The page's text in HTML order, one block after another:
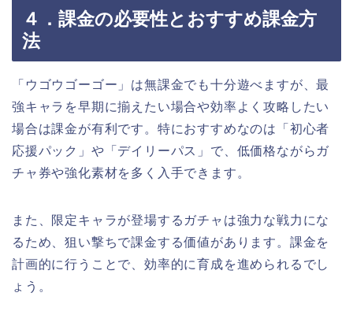
４．課金の必要性とおすすめ課金方
法
「ウゴウゴーゴー」は無課金でも十分遊べますが、最
強キャラを早期に揃えたい場合や効率よく攻略したい
場合は課金が有利です。特におすすめなのは「初心者
応援パック」や「デイリーパス」で、低価格ながらガ
チャ券や強化素材を多く入手できます。
また、限定キャラが登場するガチャは強力な戦力にな
るため、狙い撃ちで課金する価値があります。課金を
計画的に行うことで、効率的に育成を進められるでし
ょう。